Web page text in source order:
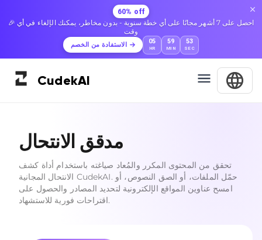
60% off
🎉 احصل على 7 أشهر مجانًا على أي خطة سنوية - بدون مخاطر، يمكنك الإلغاء في أي
وقت
الاستفادة من الخصم 05
HR
59
MIN
52
SEC
CudekAI
مدقق الانتحال
تحقق من المحتوى المكرر والمُعاد صياغته باستخدام أداة كشف
الانتحال المجانية CudekAI. حمّل الملفات، أو الصق النصوص، أو
امسح عناوين المواقع الإلكترونية لتحديد المصادر والحصول على
اقتراحات فورية للاستشهاد.